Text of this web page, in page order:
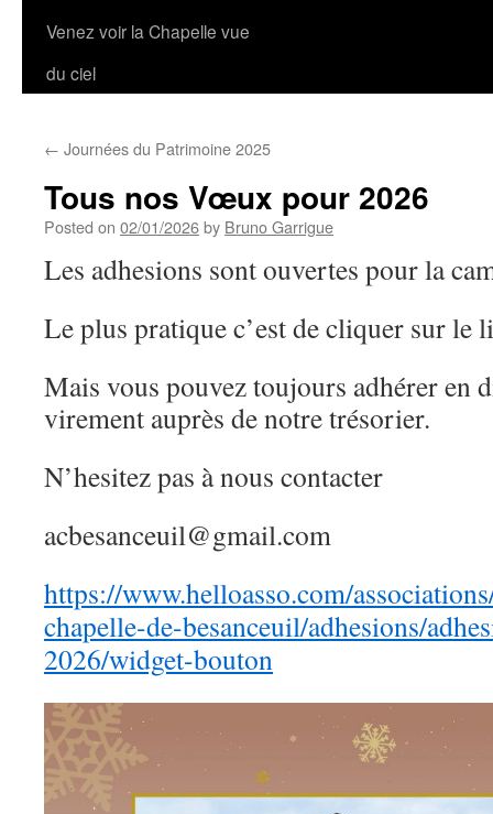
Venez voir la Chapelle vue
du ciel
← Journées du Patrimoine 2025
Tous nos Vœux pour 2026
Posted on 02/01/2026by Bruno Garrigue
Les adhesions sont ouvertes pour la
Le plus pratique c’est de cliquer sur le
Mais vous pouvez toujours adhérer en
virement auprès de notre trésorier.
N’hesitez pas à nous contacter
acbesanceuil@gmail.com
https://www.helloasso.com/
chapelle-de-besanceuil/adhesions/
2026/widget-bouton